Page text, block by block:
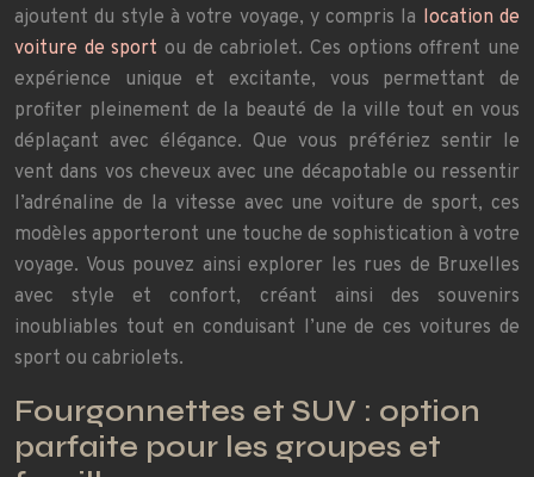
ajoutent du style à votre voyage, y compris la location de
voiture de sport ou de cabriolet. Ces options offrent une
expérience unique et excitante, vous permettant de
profiter pleinement de la beauté de la ville tout en vous
déplaçant avec élégance. Que vous préfériez sentir le
vent dans vos cheveux avec une décapotable ou ressentir
l’adrénaline de la vitesse avec une voiture de sport, ces
modèles apporteront une touche de sophistication à votre
voyage. Vous pouvez ainsi explorer les rues de Bruxelles
avec style et confort, créant ainsi des souvenirs
inoubliables tout en conduisant l’une de ces voitures de
sport ou cabriolets.
Fourgonnettes et SUV : option
parfaite pour les groupes et